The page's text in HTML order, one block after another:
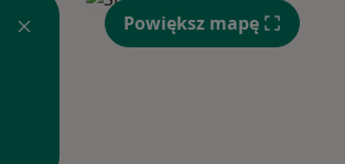
Powiększ mapę